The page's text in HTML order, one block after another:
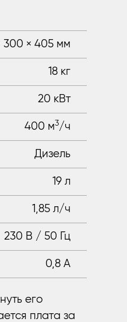
300 × 405 мм
18 кг
20 кВт
400 м3/ч
Дизель
19 л
1,85 л/ч
230 В / 50 Гц
0,8 А
его
плата за